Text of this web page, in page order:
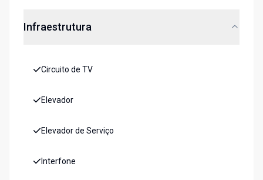
Infraestrutura
Circuito de TV
Elevador
Elevador de Serviço
Interfone